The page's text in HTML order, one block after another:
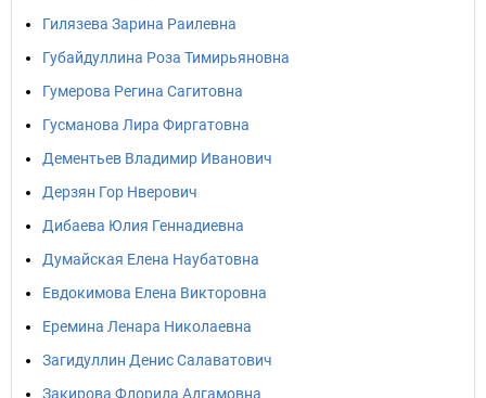
Гилязева Зарина Раилевна
Губайдуллина Роза Тимирьяновна
Гумерова Регина Сагитовна
Гусманова Лира Фиргатовна
Дементьев Владимир Иванович
Дерзян Гор Нверович
Дибаева Юлия Геннадиевна
Думайская Елена Наубатовна
Евдокимова Елена Викторовна
Еремина Ленара Николаевна
Загидуллин Денис Салаватович
Закирова Флорида Адгамовна